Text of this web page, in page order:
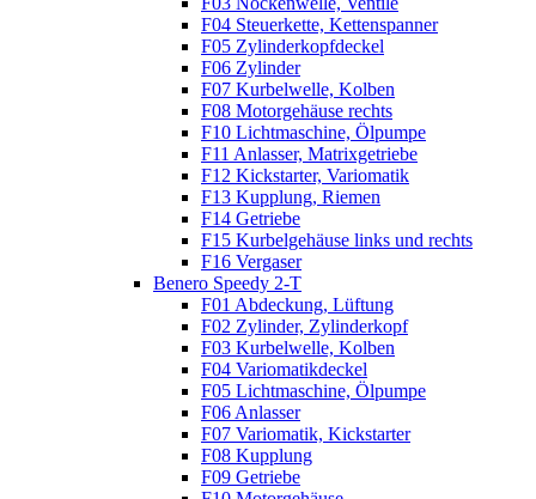
F04 Steuerkette, Kettenspanner
F05 Zylinderkopfdeckel
F06 Zylinder
F07 Kurbelwelle, Kolben
F08 Motorgehäuse rechts
F10 Lichtmaschine, Ölpumpe
F11 Anlasser, Matrixgetriebe
F12 Kickstarter, Variomatik
F13 Kupplung, Riemen
F14 Getriebe
F15 Kurbelgehäuse links und rechts
F16 Vergaser
Benero Speedy 2-T
F01 Abdeckung, Lüftung
F02 Zylinder, Zylinderkopf
F03 Kurbelwelle, Kolben
F04 Variomatikdeckel
F05 Lichtmaschine, Ölpumpe
F06 Anlasser
F07 Variomatik, Kickstarter
F08 Kupplung
F09 Getriebe